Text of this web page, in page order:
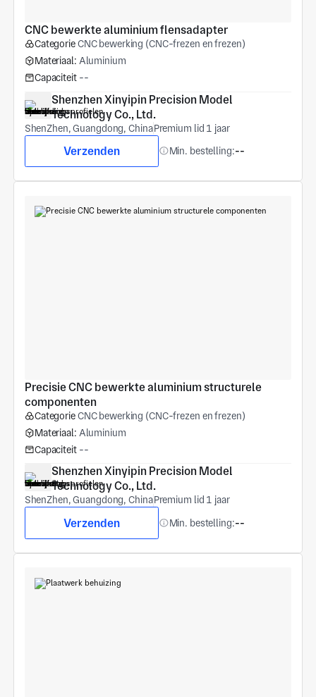
CNC bewerkte aluminium flensadapter
CategorieCNC bewerking (CNC-frezen en frezen)
Materiaal: Aluminium
Capaciteit --
Shenzhen Xinyipin Precision Model
Technology Co., Ltd.
ShenZhen, Guangdong, ChinaPremium lid 1 jaar
Verzenden Min. bestelling:--
Precisie CNC bewerkte aluminium structurele
componenten
CategorieCNC bewerking (CNC-frezen en frezen)
Materiaal: Aluminium
Capaciteit --
Shenzhen Xinyipin Precision Model
Technology Co., Ltd.
ShenZhen, Guangdong, ChinaPremium lid 1 jaar
Verzenden Min. bestelling:--